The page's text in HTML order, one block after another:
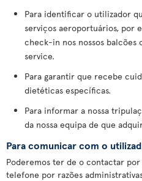
Para identificar o utilizador
serviços aeroportuários, por
check-in nos nossos
service.
Para garantir que recebe
dietéticas específicas.
Para informar a nossa
da nossa equipa de que
Para comunicar com o
Poderemos ter de o contactar
telefone por razões